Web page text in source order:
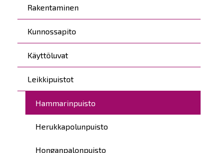
Rakentaminen
Kunnossapito
Käyttöluvat
Leikkipuistot
Hammarinpuisto
Herukkapolunpuisto
Honganpalonpuisto